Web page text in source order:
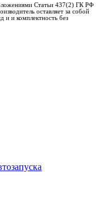
Статьи 437(2) ГК РФ
оставляет за собой
и и комплектность без